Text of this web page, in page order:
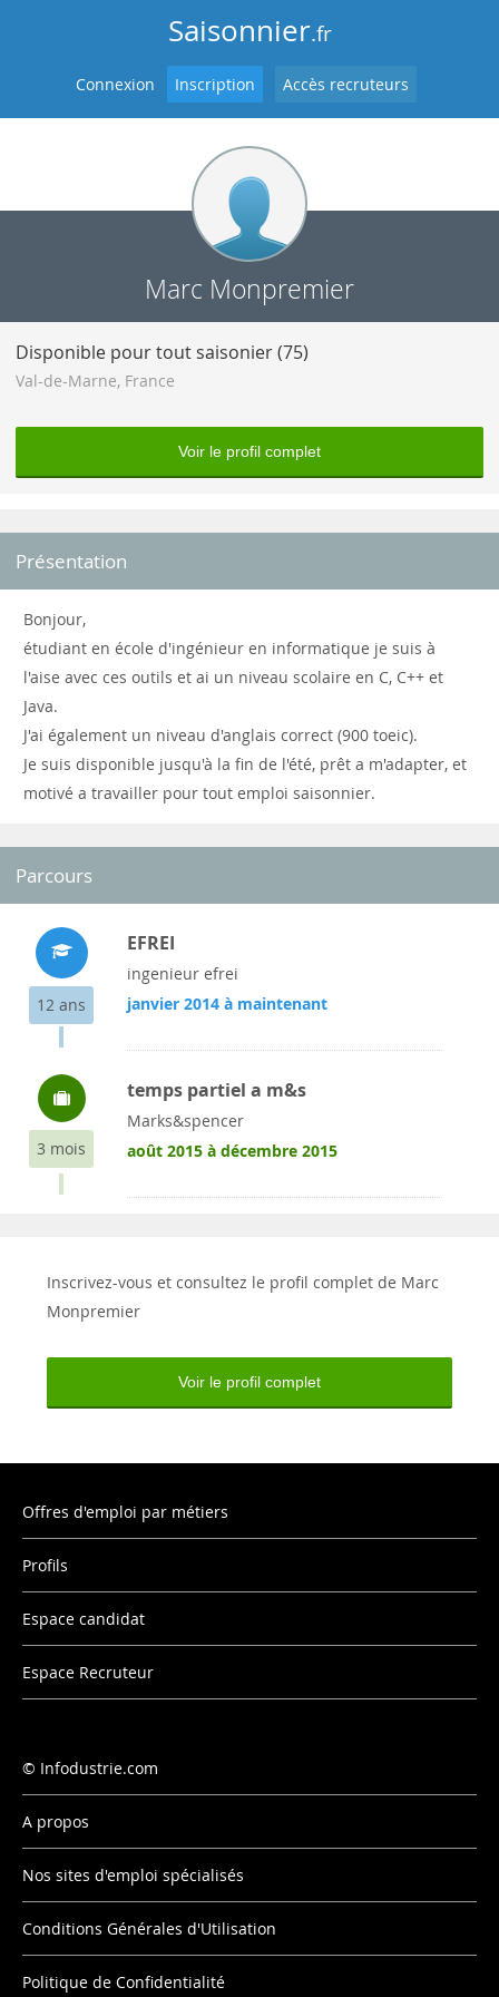
Saisonnier.fr
Connexion Inscription Accès recruteurs
Marc Monpremier
Disponible pour tout saisonier (75)
Val-de-Marne, France
Voir le profil complet
Présentation
Bonjour,
étudiant en école d'ingénieur en informatique je suis à
l'aise avec ces outils et ai un niveau scolaire en C, C++ et
Java.
J'ai également un niveau d'anglais correct (900 toeic).
Je suis disponible jusqu'à la fin de l'été, prêt a m'adapter, et
motivé a travailler pour tout emploi saisonnier.
Parcours
12 ans
EFREI
ingenieur efrei
janvier 2014 à maintenant
3 mois
temps partiel a m&s
Marks&spencer
août 2015 à décembre 2015
Inscrivez-vous et consultez le profil complet de Marc
Monpremier
Voir le profil complet
Offres d'emploi par métiers
Profils
Espace candidat
Espace Recruteur
Infodustrie.com
A propos
Nos sites d'emploi spécialisés
Conditions Générales d'Utilisation
Politique de Confidentialité